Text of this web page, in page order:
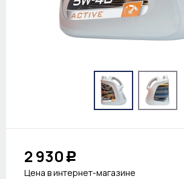
2 930 Р
Цена в интернет-магазине